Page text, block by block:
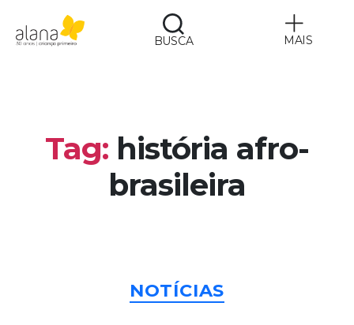
BUSCA MAIS
Tag: história afro-
brasileira
Categorias
NOTÍCIAS